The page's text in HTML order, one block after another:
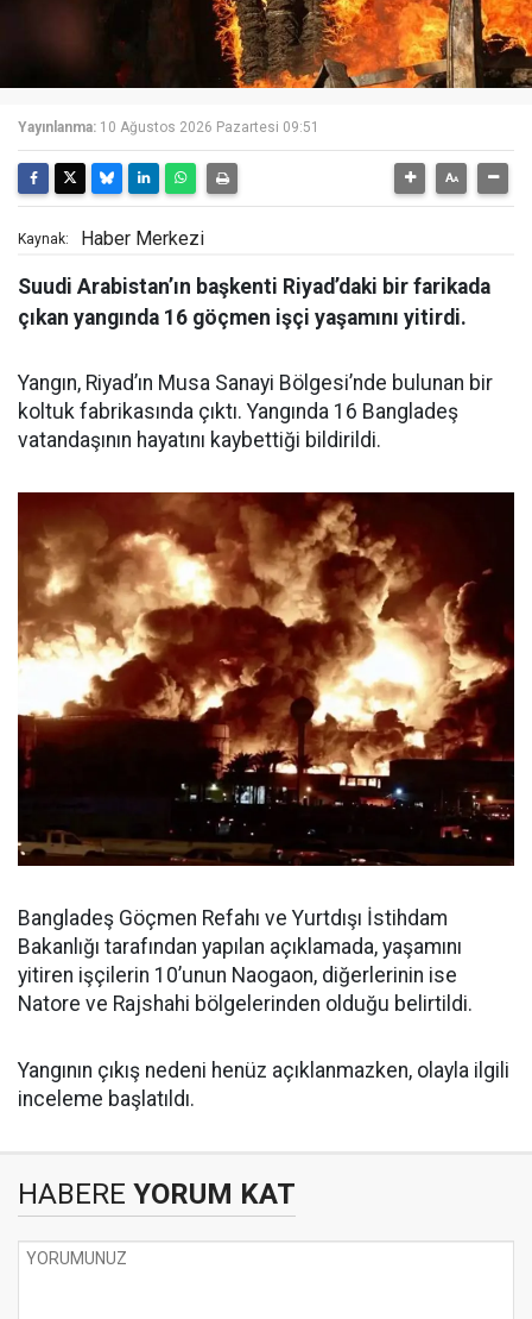
Yayınlanma: 10 Ağustos 2026 Pazartesi 09:51
Kaynak: Haber Merkezi
Suudi Arabistan’ın başkenti Riyad’daki bir farikada
çıkan yangında 16 göçmen işçi yaşamını yitirdi.
Yangın, Riyad’ın Musa Sanayi Bölgesi’nde bulunan bir
koltuk fabrikasında çıktı. Yangında 16 Bangladeş
vatandaşının hayatını kaybettiği bildirildi.
Bangladeş Göçmen Refahı ve Yurtdışı İstihdam
Bakanlığı tarafından yapılan açıklamada, yaşamını
yitiren işçilerin 10’unun Naogaon, diğerlerinin ise
Natore ve Rajshahi bölgelerinden olduğu belirtildi.
Yangının çıkış nedeni henüz açıklanmazken, olayla ilgili
inceleme başlatıldı.
HABERE YORUM KAT